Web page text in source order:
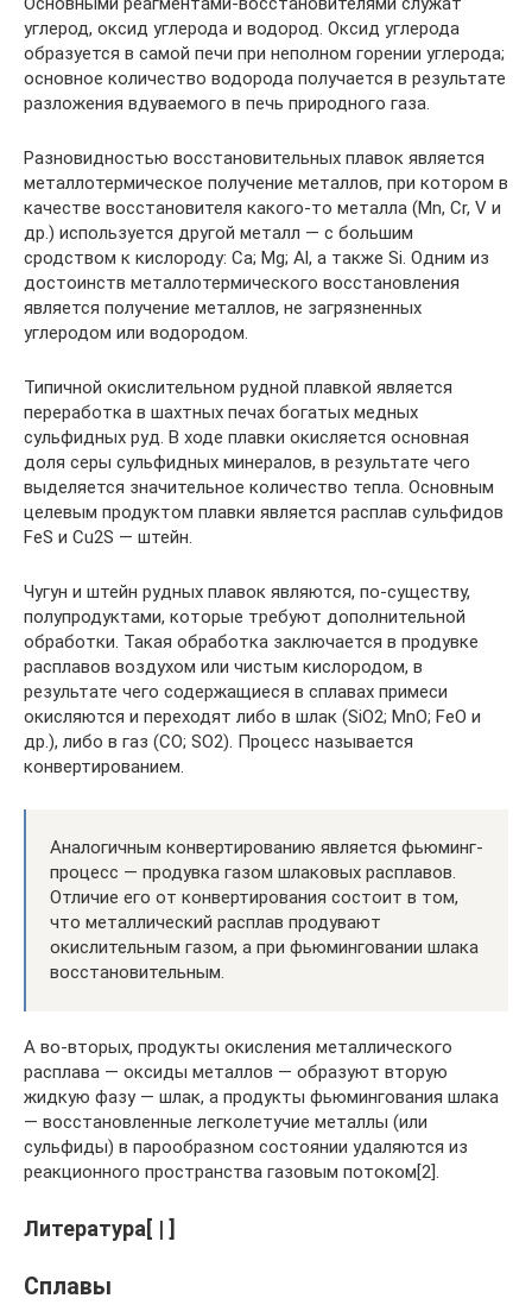
углерод, оксид углерода и водород. Оксид углерода
образуется в самой печи при неполном горении углерода;
основное количество водорода получается в результате
разложения вдуваемого в печь природного газа.
Разновидностью восстановительных плавок является
металлотермическое получение металлов, при котором в
качестве восстановителя какого-то металла (Mn, Cr, V и
др.) используется другой металл — с большим
сродством к кислороду: Ca; Mg; Al, а также Si. Одним из
достоинств металлотермического восстановления
является получение металлов, не загрязненных
углеродом или водородом.
Типичной окислительном рудной плавкой является
переработка в шахтных печах богатых медных
сульфидных руд. В ходе плавки окисляется основная
доля серы сульфидных минералов, в результате чего
выделяется значительное количество тепла. Основным
целевым продуктом плавки является расплав сульфидов
FeS и Cu2S — штейн.
Чугун и штейн рудных плавок являются, по-существу,
полупродуктами, которые требуют дополнительной
обработки. Такая обработка заключается в продувке
расплавов воздухом или чистым кислородом, в
результате чего содержащиеся в сплавах примеси
окисляются и переходят либо в шлак (SiO2; MnO; FeO и
др.), либо в газ (СО; SO2). Процесс называется
конвертированием.
Аналогичным конвертированию является фьюминг-
процесс — продувка газом шлаковых расплавов.
Отличие его от конвертирования состоит в том,
что металлический расплав продувают
окислительным газом, а при фьюминговании шлака
восстановительным.
А во-вторых, продукты окисления металлического
расплава — оксиды металлов — образуют вторую
жидкую фазу — шлак, а продукты фьюмингования шлака
— восстановленные легколетучие металлы (или
сульфиды) в парообразном состоянии удаляются из
реакционного пространства газовым потоком[2].
Литература[ | ]
Сплавы